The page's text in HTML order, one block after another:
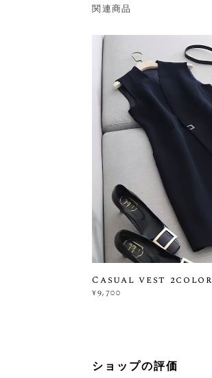
関連商品
Casual vest 2color
¥9,700
ショップの評価